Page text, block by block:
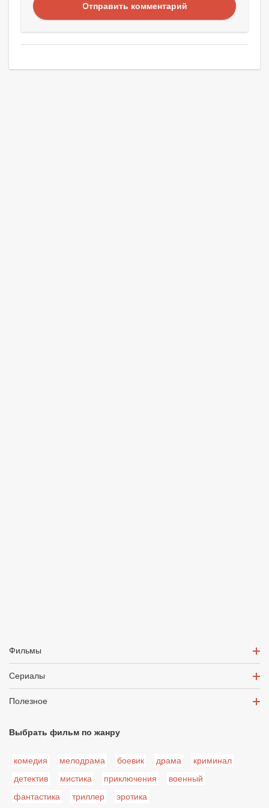
Отправить комментарий
Фильмы
Сериалы
Полезное
Выбрать фильм по жанру
комедия мелодрама боевик драма
криминал
детектив
мистика приключения
военный
фантастика
триллер эротика